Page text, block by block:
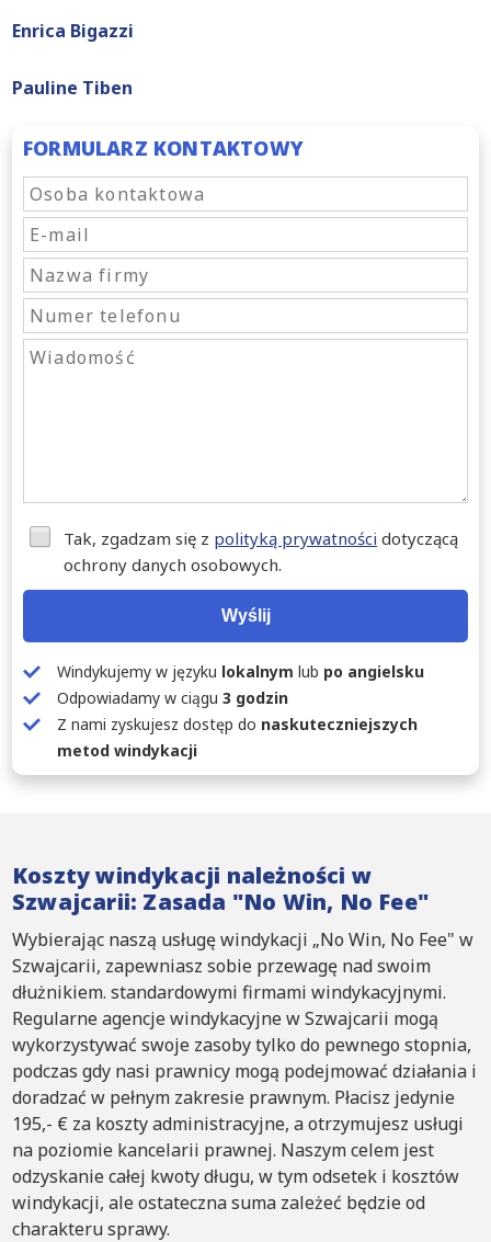
Enrica Bigazzi
Pauline Tiben
FORMULARZ KONTAKTOWY
Tak, zgadzam się z polityką prywatności dotyczącą
ochrony danych osobowych.
Wyślij
Windykujemy w języku lokalnym lub po angielsku
Odpowiadamy w ciągu 3 godzin
Z nami zyskujesz dostęp do naskuteczniejszych
metod windykacji
Koszty windykacji należności w
Szwajcarii: Zasada "No Win, No Fee"
Wybierając naszą usługę windykacji „No Win, No Fee" w
Szwajcarii, zapewniasz sobie przewagę nad swoim
dłużnikiem. standardowymi firmami windykacyjnymi.
Regularne agencje windykacyjne w Szwajcarii mogą
wykorzystywać swoje zasoby tylko do pewnego stopnia,
podczas gdy nasi prawnicy mogą podejmować działania i
doradzać w pełnym zakresie prawnym. Płacisz jedynie
195,- € za koszty administracyjne, a otrzymujesz usługi
na poziomie kancelarii prawnej. Naszym celem jest
odzyskanie całej kwoty długu, w tym odsetek i kosztów
windykacji, ale ostateczna suma zależeć będzie od
charakteru sprawy.